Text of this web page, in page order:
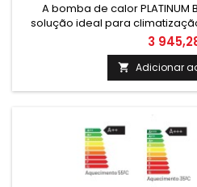
A bomba de calor PLATINUM
solução ideal para
eficiência energética e
fácil instalação, é a escolha
uma solução
3
 Adicionar